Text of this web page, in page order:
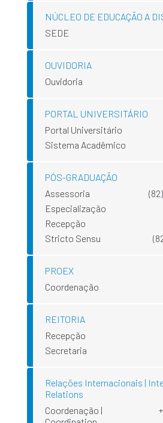
NÚCLEO DE EDUCAÇÃO A
SEDE
OUVIDORIA
Ouvidoria
PORTAL UNIVERSITÁRIO
Portal Universitário
Sistema Acadêmico
PÓS-GRADUAÇÃO
Assessoria
Especialização
Recepção
Stricto Sensu
PROEX
Coordenação
REITORIA
Recepção
Secretaria
Relações Internacionais |
Relations
Coordenação |